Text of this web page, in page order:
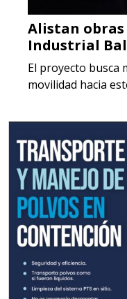
Alistan obras
Industrial
El proyecto busca
movilidad hacia